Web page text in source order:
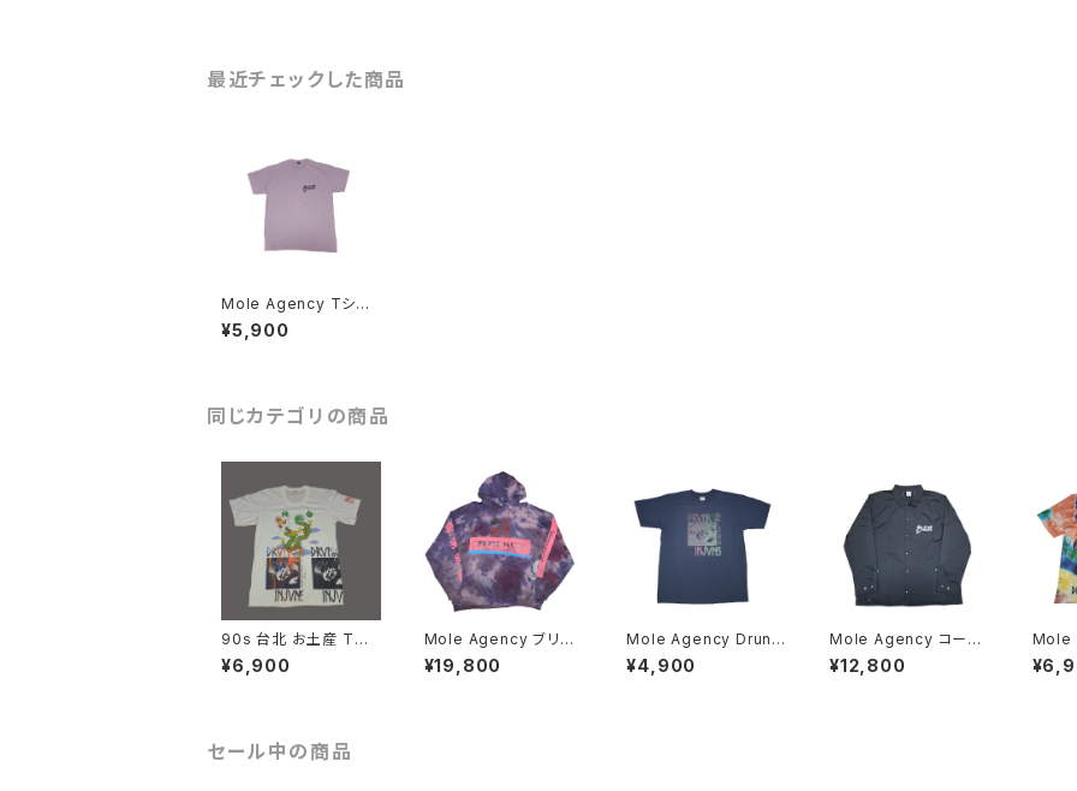
最近チェックした商品
Mole Agency Tシャ
ツ 手刷り
¥5,900
同じカテゴリの商品
90s 台北 お土産 Tシ
ャツ 高級 Drunk Injun
s Mole Agency
¥6,900
Mole Agency ブリー
チ 後染め テストプリン
ト パーカー
¥19,800
Mole Agency Drunk
Injuns テスト Tシャツ
手刷り Skate Rock
¥4,900
Mole Agency コーチ
ジャケット Wes Hump
ston 手刷り
¥12,800
Mole
Injuns T
イ 手
セール中の商品